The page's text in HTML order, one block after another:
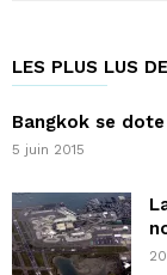
LES PLUS LUS
Bangkok se
5 juin 2015